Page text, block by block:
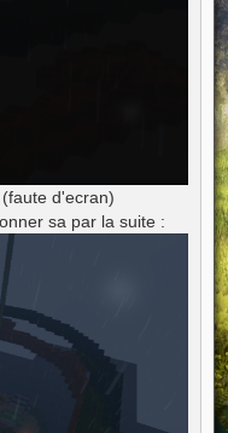
d'ecran)
sa par la suite :